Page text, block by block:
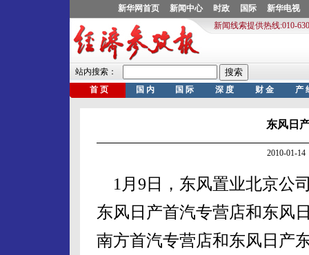
东风日
2010-01-
1月9日，东风置业北京公
东风日产首汽专营店和东风
南方首汽专营店和东风日产